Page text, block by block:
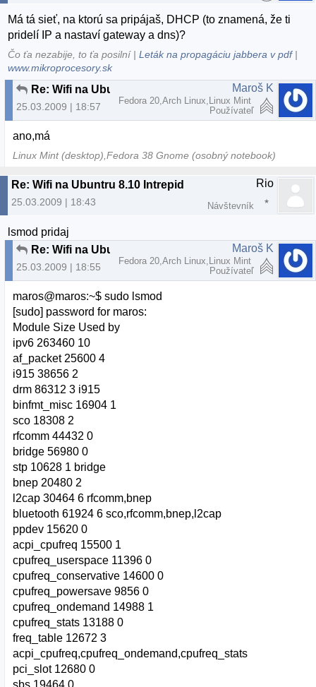
Má tá sieť, na ktorú sa pripájaš, DHCP (to znamená, že ti
pridelí IP a nastaví gateway a dns)?
Čo ťa nezabije, to ťa posilní |Leták na propagáciu jabbera v pdf|
www.mikroprocesory.sk
25.03.2009 | 18:57
Maroš K
Fedora 20,Arch Linux,Linux Mint
Používateľ
ano,má
Linux Mint (desktop),Fedora 38 Gnome (osobný notebook)
Re: Wifi na Ubuntru 8.10 Intrepid
25.03.2009 | 18:43
Rio
Návštevník
lsmod pridaj
25.03.2009 | 18:55
Maroš K
Fedora 20,Arch Linux,Linux Mint
Používateľ
maros@maros:~$ sudo lsmod
[sudo] password for maros:
Module Size Used by
ipv6 263460 10
af_packet 25600 4
i915 38656 2
drm 86312 3 i915
binfmt_misc 16904 1
sco 18308 2
rfcomm 44432 0
bridge 56980 0
stp 10628 1 bridge
bnep 20480 2
l2cap 30464 6 rfcomm,bnep
bluetooth 61924 6 sco,rfcomm,bnep,l2cap
ppdev 15620 0
acpi_cpufreq 15500 1
cpufreq_userspace 11396 0
cpufreq_conservative 14600 0
cpufreq_powersave 9856 0
cpufreq_ondemand 14988 1
cpufreq_stats 13188 0
freq_table 12672 3
acpi_cpufreq,cpufreq_ondemand,cpufreq_stats
pci_slot 12680 0
sbs 19464 0